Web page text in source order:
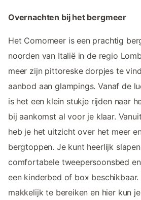
Overnachten bij het bergmeer
Het Comomeer is een prachtig
noorden van Italië in de regio
meer zijn pittoreske dorpjes te
aanbod aan glampings. Vanaf de
is het een klein stukje rijden naar
bij aankomst al voor je klaar.
heb je het uitzicht over het meer
bergtoppen. Je kunt heerlijk
comfortabele tweepersoonsbed
een kinderbed of box
makkelijk te bereiken en hier kun